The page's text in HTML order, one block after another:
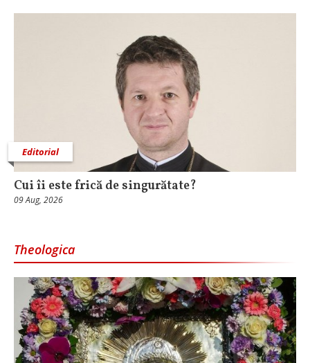
Editorial
Cui îi este frică de singurătate?
09 Aug, 2026
Theologica